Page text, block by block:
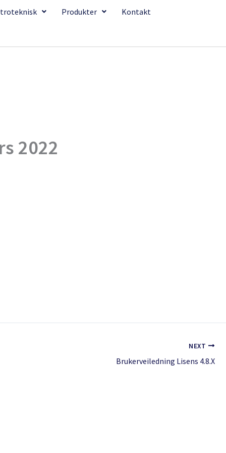
Produkter Kontakt
2022
NEXT
Brukerveiledning Lisens 4.8.X